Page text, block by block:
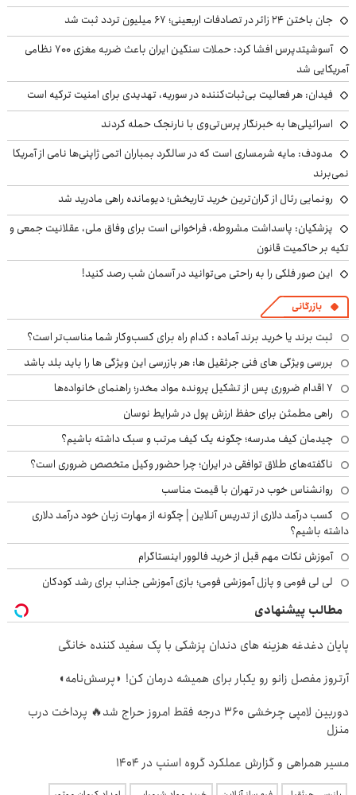
جان باختن ۲۴ زائر در تصادفات اربعینی؛ ۶۷ میلیون تردد ثبت شد
آسوشیتدپرس افشا کرد: حملات سنگین ایران باعث ضربه مغزی ۷۰۰ نظامی
آمریکایی شد
فیدان: هر فعالیت بی‌ثبات‌کننده در سوریه، تهدیدی برای امنیت ترکیه است
اسرائیلی‌ها به خبرنگار پرس‌تی‌وی با نارنجک حمله کردند
مدودف: مایه شرمساری است که در سالگرد بمباران اتمی ژاپنی‌ها نامی از آمریکا
نمی‌برند
رونمایی رئال از گران‌ترین خرید تاریخش؛ دیومانده راهی مادرید شد
پزشکیان: پاسداشت مشروطه، فراخوانی است برای وفاق ملی، عقلانیت جمعی و
تکیه بر حاکمیت قانون
این صور فلکی را به راحتی می‌توانید در آسمان شب رصد کنید!
بازرگانی
ثبت برند یا خرید برند آماده : کدام راه برای کسب‌وکار شما مناسب‌تر است؟
بررسی ویژگی های فنی جرثقیل ها: هر بازرسی این ویژگی ها را باید بلد باشد
۷ اقدام ضروری پس از تشکیل پرونده مواد مخدر؛ راهنمای خانواده‌ها
راهی مطمئن برای حفظ ارزش پول در شرایط نوسان
چیدمان کیف مدرسه؛ چگونه یک کیف مرتب و سبک داشته باشیم؟
ناگفته‌های طلاق توافقی در ایران؛ چرا حضور وکیل متخصص ضروری است؟
روانشناس خوب در تهران با قیمت مناسب
کسب درآمد دلاری از تدریس آنلاین | چگونه از مهارت زبان خود درآمد دلاری
داشته باشیم؟
آموزش نکات مهم قبل از خرید فالوور اینستاگرام
لی لی فومی و پازل آموزشی فومی؛ بازی آموزشی جذاب برای رشد کودکان
مطالب پیشنهادی
پایان دغدغه هزینه های دندان پزشکی با پک سفید کننده خانگی
آرتروز مفصل زانو رو یکبار برای همیشه درمان کن! ◗پرسش‌نامه◖
دوربین لامپی چرخشی 360 درجه فقط امروز حراج شد🔥 پرداخت درب
منزل
مسیر همراهی و گزارش عملکرد گروه اسنپ در ۱۴۰۴